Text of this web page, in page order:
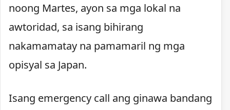
noong Martes, ayon sa mga lokal na
awtoridad, sa isang bihirang
nakamamatay na pamamaril ng mga
opisyal sa Japan.
Isang emergency call ang ginawa bandang